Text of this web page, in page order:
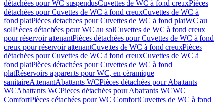
détachées pour WC suspendusCuvettes de WC à fond creuxPièces
détachées pour Cuvettes de WC à fond creuxCuvettes de WC à
fond platPièces détachées pour Cuvettes de WC à fond platWC au
solPièces détachées pour WC au solCuvettes de WC à fond creux
pour réservoir attenantPièces détachées pour Cuvettes de WC à fond
creux pour réservoir attenantCuvettes de WC à fond creuxPièces
détachées pour Cuvettes de WC à fond creuxCuvettes de WC à
fond platPièces détachées pour Cuvettes de WC à fond
platRéservoirs apparents pour WC, en céramique
sanitaireAttenantAbattants WCPièces détachées pour Abattants
WCAbattants WCPièces détachées pour Abattants WCWC
ComfortPièces détachées pour WC ComfortCuvettes de WC à fond